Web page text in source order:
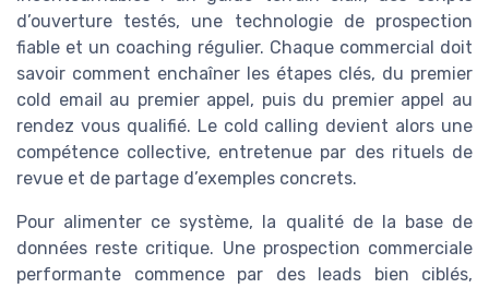
d’ouverture testés, une technologie de prospection
fiable et un coaching régulier. Chaque commercial doit
savoir comment enchaîner les étapes clés, du premier
cold email au premier appel, puis du premier appel au
rendez vous qualifié. Le cold calling devient alors une
compétence collective, entretenue par des rituels de
revue et de partage d’exemples concrets.
Pour alimenter ce système, la qualité de la base de
données reste critique. Une prospection commerciale
performante commence par des leads bien ciblés,